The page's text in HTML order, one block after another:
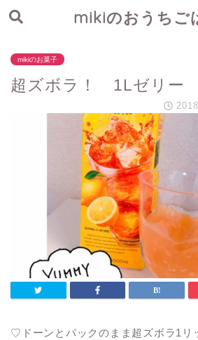
mikiのおうちご
mikiのお菓子
超ズボラ！ 1Lゼリー
♡ドーンとパックのまま超ズボラ1リ